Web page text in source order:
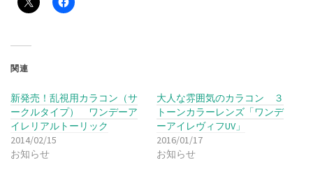
関連
新発売！乱視用カラコン（サ
ークルタイプ） ワンデーア
イレリアルトーリック
2014/02/15
お知らせ
大人な雰囲気のカラコン ３
トーンカラーレンズ「ワンデ
ーアイレヴィフUV」
2016/01/17
お知らせ